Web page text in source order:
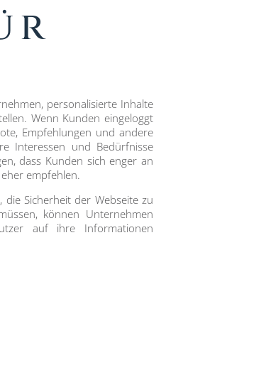
personalisierte Inhalte
Wenn Kunden eingeloggt
Empfehlungen und andere
Interessen und Bedürfnisse
dass Kunden sich enger an
empfehlen.
Sicherheit der Webseite zu
können Unternehmen
auf ihre Informationen